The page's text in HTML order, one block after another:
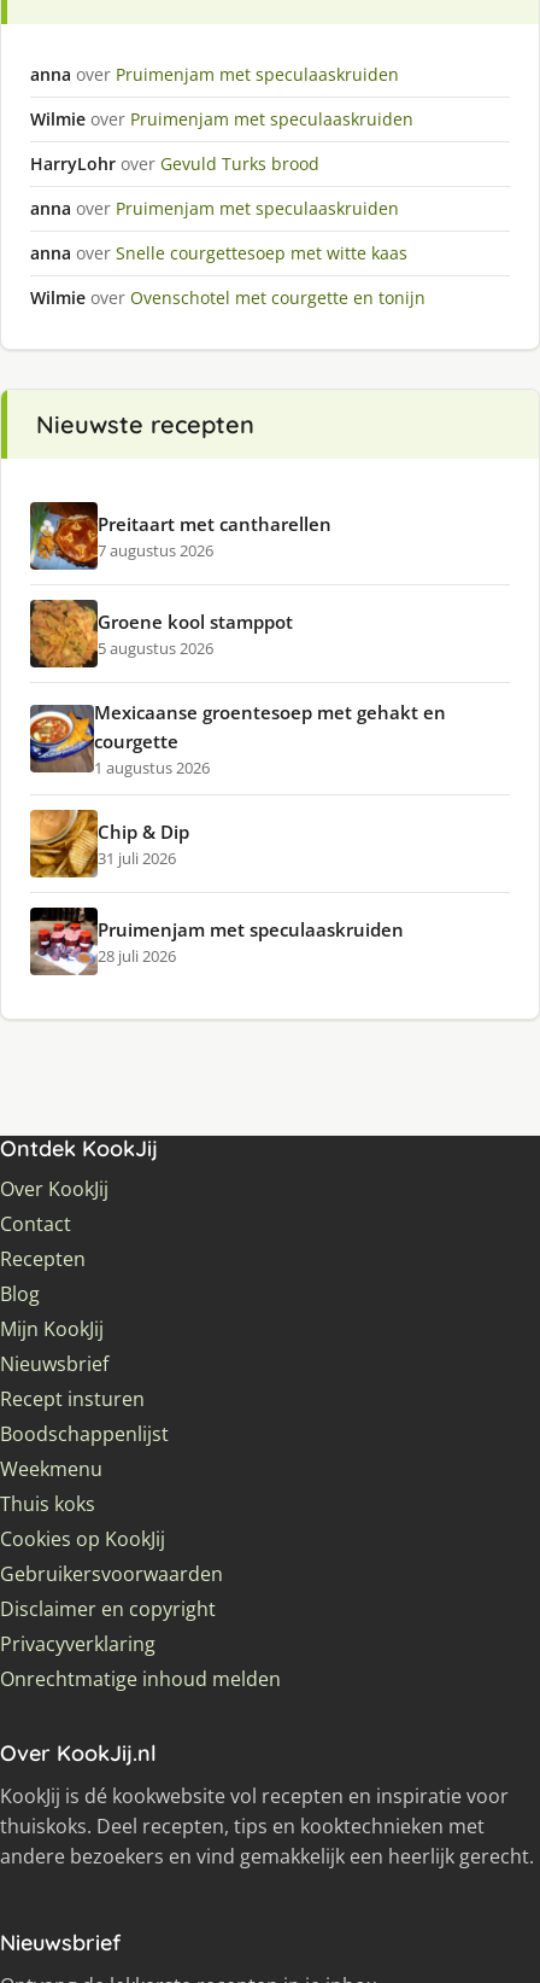
anna over Pruimenjam met speculaaskruiden
Wilmie over Pruimenjam met speculaaskruiden
HarryLohr over Gevuld Turks brood
anna over Pruimenjam met speculaaskruiden
anna over Snelle courgettesoep met witte kaas
Wilmie over Ovenschotel met courgette en tonijn
Nieuwste recepten
Preitaart met cantharellen
7 augustus 2026
Groene kool stamppot
5 augustus 2026
Mexicaanse groentesoep met gehakt en
courgette
1 augustus 2026
Chip & Dip
31 juli 2026
Pruimenjam met speculaaskruiden
28 juli 2026
Ontdek KookJij
Over KookJij
Contact
Recepten
Blog
Mijn KookJij
Nieuwsbrief
Recept insturen
Boodschappenlijst
Weekmenu
Thuis koks
Cookies op KookJij
Gebruikersvoorwaarden
Disclaimer en copyright
Privacyverklaring
Onrechtmatige inhoud melden
Over KookJij.nl
KookJij is dé kookwebsite vol recepten en inspiratie voor
thuiskoks. Deel recepten, tips en kooktechnieken met
andere bezoekers en vind gemakkelijk een heerlijk gerecht.
Nieuwsbrief